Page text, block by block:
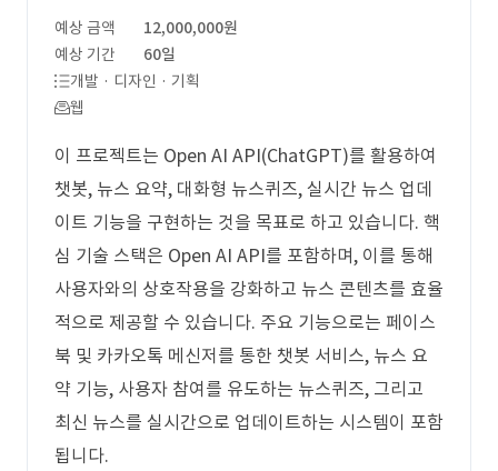
예상 금액
12,000,000원
예상 기간
60일
개발 · 디자인 · 기획
웹
이 프로젝트는 Open AI API(ChatGPT)를 활용하여
챗봇, 뉴스 요약, 대화형 뉴스퀴즈, 실시간 뉴스 업데
이트 기능을 구현하는 것을 목표로 하고 있습니다. 핵
심 기술 스택은 Open AI API를 포함하며, 이를 통해
사용자와의 상호작용을 강화하고 뉴스 콘텐츠를 효율
적으로 제공할 수 있습니다. 주요 기능으로는 페이스
북 및 카카오톡 메신저를 통한 챗봇 서비스, 뉴스 요
약 기능, 사용자 참여를 유도하는 뉴스퀴즈, 그리고
최신 뉴스를 실시간으로 업데이트하는 시스템이 포함
됩니다.